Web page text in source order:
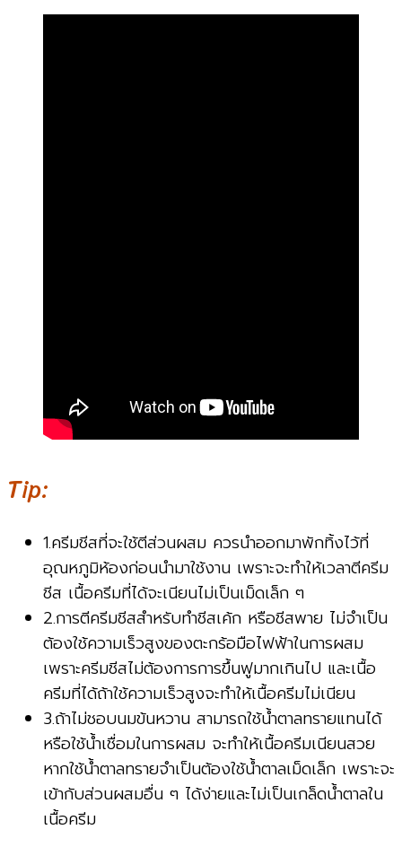
Tip:
1.ครีมชีสที่จะใช้ตีส่วนผสม ควรนำออกมาพักทิ้งไว้ที่
อุณหภูมิห้องก่อนนำมาใช้งาน เพราะจะทำให้เวลาตีครีม
ชีส เนื้อครีมที่ได้จะเนียนไม่เป็นเม็ดเล็ก ๆ
2.การตีครีมชีสสำหรับทำชีสเค้ก หรือชีสพาย ไม่จำเป็น
ต้องใช้ความเร็วสูงของตะกร้อมือไฟฟ้าในการผสม
เพราะครีมชีสไม่ต้องการการขึ้นฟูมากเกินไป และเนื้อ
ครีมที่ได้ถ้าใช้ความเร็วสูงจะทำให้เนื้อครีมไม่เนียน
3.ถ้าไม่ชอบนมข้นหวาน สามารถใช้น้ำตาลทรายแทนได้
หรือใช้น้ำเชื่อมในการผสม จะทำให้เนื้อครีมเนียนสวย
หากใช้น้ำตาลทรายจำเป็นต้องใช้น้ำตาลเม็ดเล็ก เพราะจะ
เข้ากับส่วนผสมอื่น ๆ ได้ง่ายและไม่เป็นเกล็ดน้ำตาลใน
เนื้อครีม